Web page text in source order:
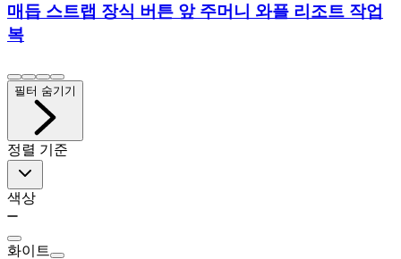
매듭 스트랩 장식 버튼 앞 주머니 와플 리조트 작업
복
필터 숨기기
정렬 기준
색상
화이트